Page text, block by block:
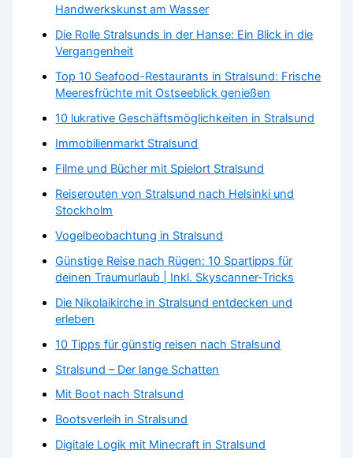
Handwerkskunst am Wasser
Die Rolle Stralsunds in der Hanse: Ein Blick in die
Vergangenheit
Top 10 Seafood-Restaurants in Stralsund: Frische
Meeresfrüchte mit Ostseeblick genießen
10 lukrative Geschäftsmöglichkeiten in Stralsund
Immobilienmarkt Stralsund
Filme und Bücher mit Spielort Stralsund
Reiserouten von Stralsund nach Helsinki und
Stockholm
Vogelbeobachtung in Stralsund
Günstige Reise nach Rügen: 10 Spartipps für
deinen Traumurlaub | Inkl. Skyscanner-Tricks
Die Nikolaikirche in Stralsund entdecken und
erleben
10 Tipps für günstig reisen nach Stralsund
Stralsund – Der lange Schatten
Mit Boot nach Stralsund
Bootsverleih in Stralsund
Digitale Logik mit Minecraft in Stralsund